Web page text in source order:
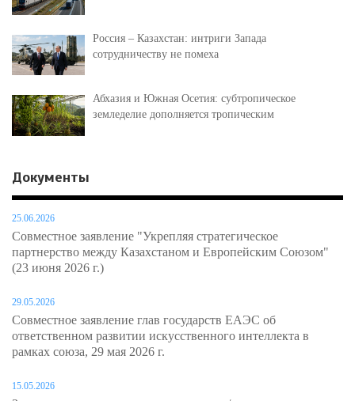
Россия – Казахстан: интриги Запада
сотрудничеству не помеха
Абхазия и Южная Осетия: субтропическое
земледелие дополняется тропическим
Документы
25.06.2026
Совместное заявление "Укрепляя стратегическое
партнерство между Казахстаном и Европейским Союзом"
(23 июня 2026 г.)
29.05.2026
Совместное заявление глав государств ЕАЭС об
ответственном развитии искусственного интеллекта в
рамках союза, 29 мая 2026 г.
15.05.2026